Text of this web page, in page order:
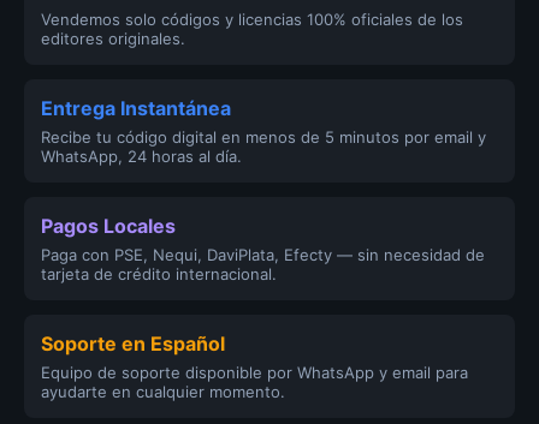
Vendemos solo códigos y licencias 100% oficiales de los
editores originales.
Entrega Instantánea
Recibe tu código digital en menos de 5 minutos por email y
WhatsApp, 24 horas al día.
Pagos Locales
Paga con PSE, Nequi, DaviPlata, Efecty — sin necesidad de
tarjeta de crédito internacional.
Soporte en Español
Equipo de soporte disponible por WhatsApp y email para
ayudarte en cualquier momento.